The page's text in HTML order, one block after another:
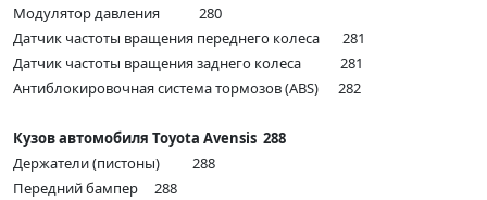
Модулятор давления 280
Датчик частоты вращения переднего колеса 281
Датчик частоты вращения заднего колеса 281
Антиблокировочная система тормозов (ABS) 282
Кузов автомобиля Toyota Avensis 288
Держатели (пистоны) 288
Передний бампер 288